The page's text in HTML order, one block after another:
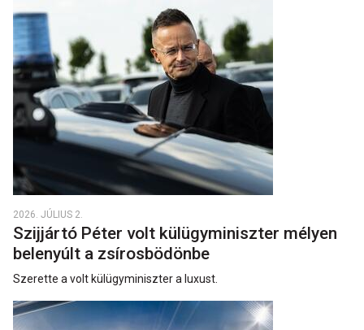
2026. JÚLIUS 2.
Szijjártó Péter volt külügyminiszter mélyen
belenyúlt a zsírosbödönbe
Szerette a volt külügyminiszter a luxust.